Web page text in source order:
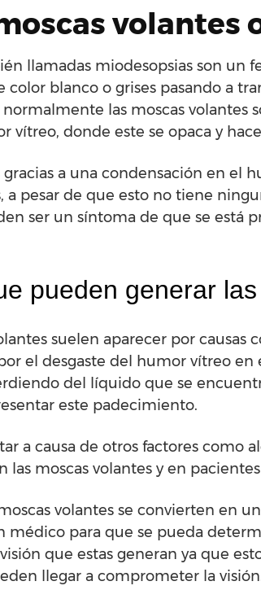
volantes
llamadas miodesopsias son
color blanco o grises pasando a
las moscas volantes
vítreo, donde este se opaca y
gracias a una condensación en el
a pesar de que esto no tiene
ser un síntoma de que se está
pueden generar
suelen aparecer por causas
el desgaste del humor vítreo en
del líquido que se
este padecimiento.
a causa de otros factores como
las moscas volantes y en
volantes se convierten en
médico para que se pueda
que estas generan ya que
llegar a comprometer la